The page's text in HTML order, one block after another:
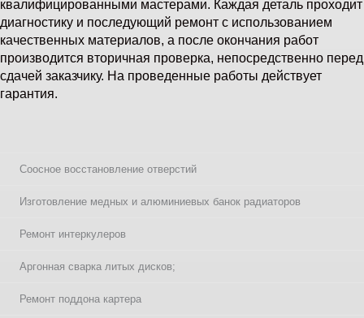
квалифицированными мастерами. Каждая деталь проходит
диагностику и последующий ремонт с использованием
качественных материалов, а после окончания работ
производится вторичная проверка, непосредственно перед
сдачей заказчику. На проведенные работы действует
гарантия.
Соосное восстановление отверстий
Изготовление медных и алюминиевых банок радиаторов
Ремонт интеркулеров
Аргонная сварка литых дисков;
Ремонт поддона картера